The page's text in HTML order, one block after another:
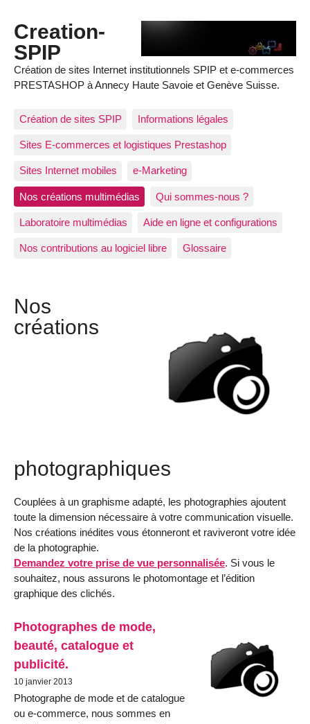
Creation-
SPIP
Création de sites Internet institutionnels SPIP et e-commerces
PRESTASHOP à Annecy Haute Savoie et Genève Suisse.
Création de sites SPIP Informations légales
Sites E-commerces et logistiques Prestashop
Sites Internet mobiles e-Marketing
Nos créations multimédias Qui sommes-nous ?
Laboratoire multimédias Aide en ligne et configurations
Nos contributions au logiciel libre Glossaire
Nos
créations
photographiques
Couplées à un graphisme adapté, les photographies ajoutent
toute la dimension nécessaire à votre communication visuelle.
Nos créations inédites vous étonneront et raviveront votre idée
de la photographie.
Demandez votre prise de vue personnalisée. Si vous le
souhaitez, nous assurons le photomontage et l’édition
graphique des clichés.
Photographes de mode,
beauté, catalogue et
publicité.
10 janvier 2013
Photographe de mode et de catalogue
ou e-commerce, nous sommes en